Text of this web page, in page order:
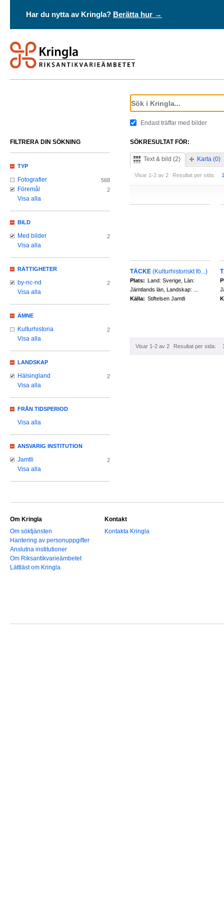
Har du nytta av Kringla? Berätta hur →
Endast träffar med bilder
SÖKRESULTAT FÖR:
Text & bild (2) Karta (0)
Visar 1-2 av 2 Resultat per sida:
TÄCKE (Kulturhistoriskt fö...)
Plats: Land: Sverige, Län:
Jämtlands län, Landskap: ...
Källa: Stiftelsen Jamtli
Visar 1-2 av 2 Resultat per sida:
FILTRERA DIN SÖKNING
TYP
Fotografier 568
Föremål 2
Visa alla
BILD
Med bilder 2
Visa alla
RÄTTIGHETER
by-nc-nd 2
Visa alla
ÄMNE
Kulturhistoria 2
Visa alla
LANDSKAP
Hälsingland 2
Visa alla
FRÅN TIDSPERIOD
Visa alla
ANSVARIG INSTITUTION
Jamtli 2
Visa alla
Om Kringla
Om söktjänsten
Hantering av personuppgifter
Anslutna institutioner
Om Riksantikvarieämbetet
Lättläst om Kringla
Kontakt
Kontakta Kringla